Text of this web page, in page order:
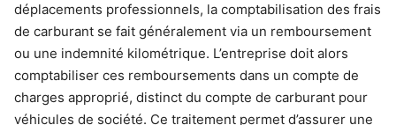
déplacements professionnels, la comptabilisation des frais
de carburant se fait généralement via un remboursement
ou une indemnité kilométrique. L’entreprise doit alors
comptabiliser ces remboursements dans un compte de
charges approprié, distinct du compte de carburant pour
véhicules de société. Ce traitement permet d’assurer une